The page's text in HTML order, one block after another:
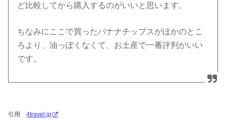
ど比較してから購入するのがいいと思います。
ちなみにここで買ったバナナチップスがほかのとこ
ろより、油っぽくなくて、お土産で一番評判がいい
です。
引用4travel.jp